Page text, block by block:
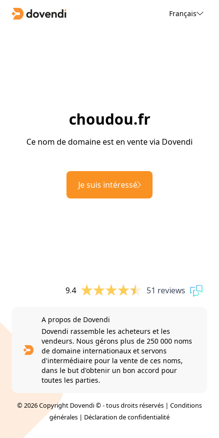
Français
choudou.fr
Ce nom de domaine est en vente via Dovendi
Je suis intéressé
9.4 51 reviews
A propos de Dovendi
Dovendi rassemble les acheteurs et les
vendeurs. Nous gérons plus de 250 000 noms
de domaine internationaux et servons
d'intermédiaire pour la vente de ces noms,
dans le but d'obtenir un bon accord pour
toutes les parties.
© 2026 Copyright Dovendi © - tous droits réservés | Conditions
générales | Déclaration de confidentialité